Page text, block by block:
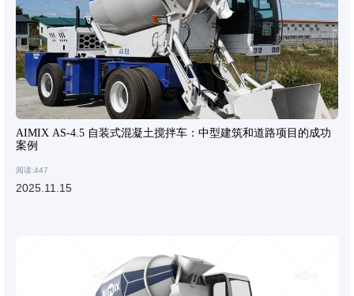
AIMIX AS-4.5 自装式混凝土搅拌车：中型建筑和道路项目的成功
案例
阅读:447
2025.11.15